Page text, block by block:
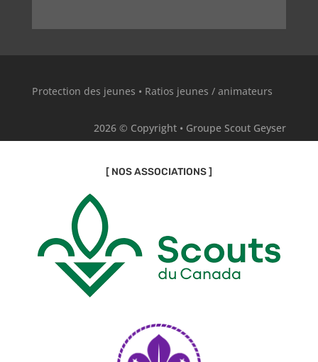
Protection des jeunes • Ratios jeunes / animateurs
2026 © Copyright • Groupe Scout Geyser
[ NOS ASSOCIATIONS ]